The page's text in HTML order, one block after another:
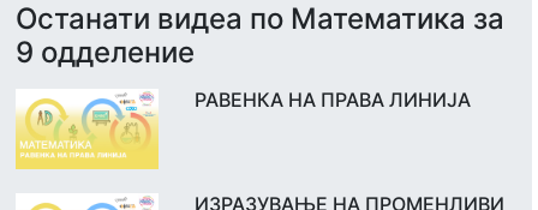
Останати видеа по Математика за
9 одделение
РАВЕНКА НА ПРАВА ЛИНИЈА
ИЗРАЗУВАЊЕ НА ПРОМЕНЛИВИ